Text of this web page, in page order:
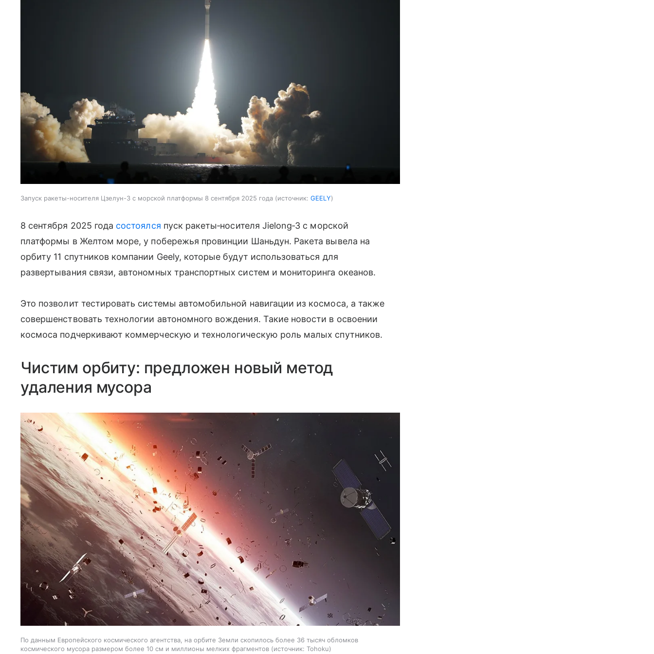
Запуск ракеты-носителя Цзелун-3 с морской платформы 8 сентября 2025 года источник: GEELY
8 сентября 2025 года состоялся пуск ракеты‑носителя Jielong‑3 с морской
платформы в Желтом море, у побережья провинции Шаньдун. Ракета вывела на
орбиту 11 спутников компании Geely, которые будут использоваться для
развертывания связи, автономных транспортных систем и мониторинга океанов.
Это позволит тестировать системы автомобильной навигации из космоса, а также
совершенствовать технологии автономного вождения. Такие новости в освоении
космоса подчеркивают коммерческую и технологическую роль малых спутников.
Чистим орбиту: предложен новый метод
удаления мусора
По данным Европейского космического агентства, на орбите Земли скопилось более 36 тысяч обломков
космического мусора размером более 10 см и миллионы мелких фрагментов
источник: Tohoku